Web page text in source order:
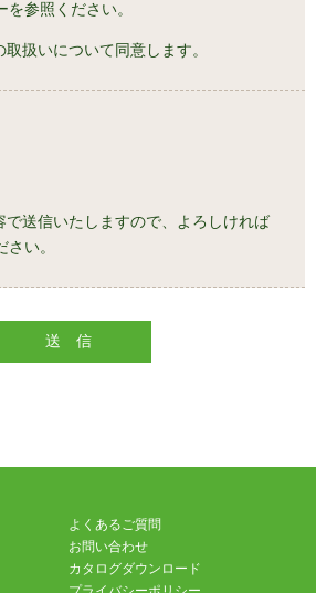
を参照ください。
扱いについて同意します。
送信いたしますので、よろしければ
い。
よくあるご質問
お問い合わせ
カタログダウンロード